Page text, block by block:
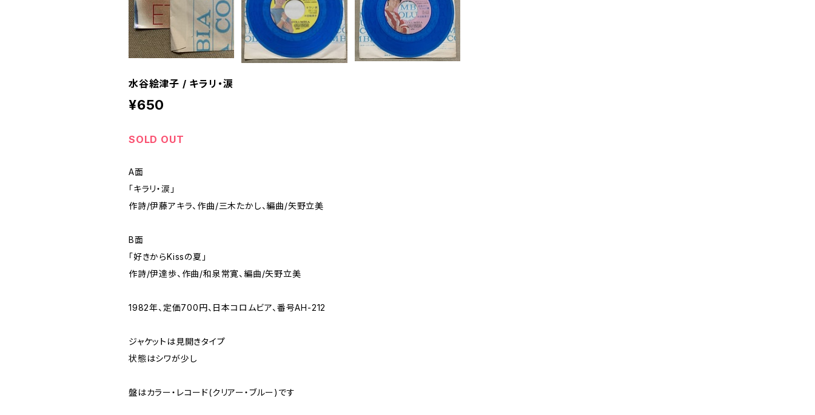
水谷絵津子 / キラリ・涙
¥650
SOLD OUT
A面
「キラリ・涙」
作詩/伊藤アキラ、作曲/三木たかし、編曲/矢野立美
B面
「好きからKissの夏」
作詩/伊達歩、作曲/和泉常寛、編曲/矢野立美
1982年、定価700円、日本コロムビア、番号AH-212
ジャケットは見開きタイプ
状態はシワが少し
盤はカラー・レコード(クリアー・ブルー)です